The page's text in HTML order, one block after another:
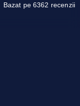
Bazat pe 6362 recenzii